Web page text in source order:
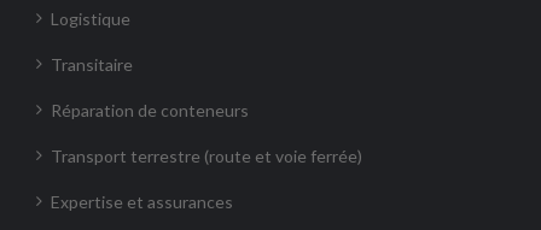
Logistique
Transitaire
Réparation de conteneurs
Transport terrestre (route et voie ferrée)
Expertise et assurances